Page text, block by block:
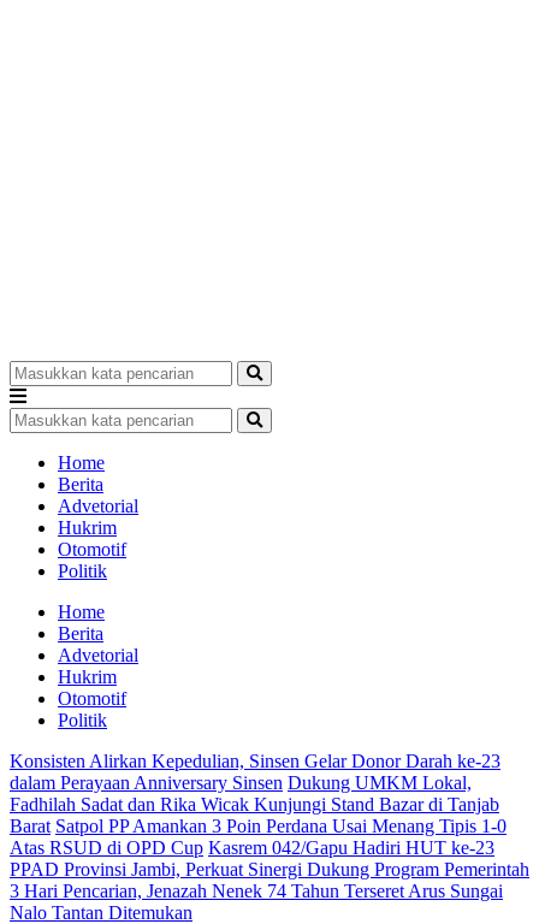
Home
Berita
Advetorial
Hukrim
Otomotif
Politik
Home
Berita
Advetorial
Hukrim
Otomotif
Politik
Konsisten Alirkan Kepedulian, Sinsen Gelar Donor Darah ke-23
dalam Perayaan Anniversary Sinsen Dukung UMKM Lokal,
Fadhilah Sadat dan Rika Wicak Kunjungi Stand Bazar di Tanjab
Barat Satpol PP Amankan 3 Poin Perdana Usai Menang Tipis 1-0
Atas RSUD di OPD Cup Kasrem 042/Gapu Hadiri HUT ke-23
PPAD Provinsi Jambi, Perkuat Sinergi Dukung Program Pemerintah
3 Hari Pencarian, Jenazah Nenek 74 Tahun Terseret Arus Sungai
Nalo Tantan Ditemukan